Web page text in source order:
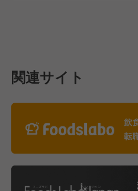
関連サイト